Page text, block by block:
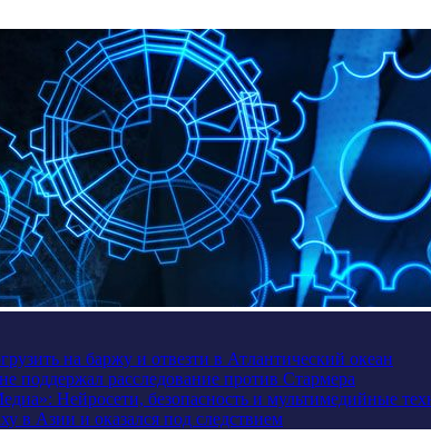
на баржу и отвезти в Атлантический океан
поддержал расследование против Стармера
Нейросети, безопасность и мультимедийные
в Азии и оказался под следствием